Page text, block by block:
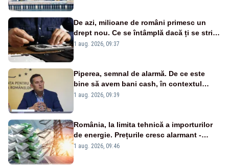
De azi, milioane de români primesc un
drept nou. Ce se întâmplă dacă ți se strică
un produs
1 aug. 2026, 09:37
Piperea, semnal de alarmă. De ce este
bine să avem bani cash, în contextul
alertei energetice?
1 aug. 2026, 09:39
România, la limita tehnică a importurilor
de energie. Prețurile cresc alarmant -
Analiză Realitatea Plus
1 aug. 2026, 09:46